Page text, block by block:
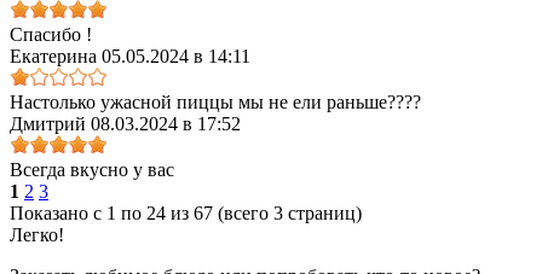
Спасибо !
Екатерина 05.05.2024 в 14:11
Настолько ужасной пиццы мы не ели раньше????
Дмитрий 08.03.2024 в 17:52
Всегда вкусно у вас
1 2 3
Показано с 1 по 24 из 67 (всего 3 страниц)
Легко!